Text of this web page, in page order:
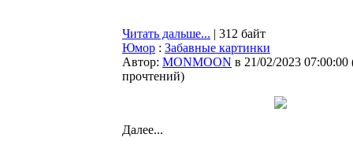
Читать дальше... | 312 байт
Юмор : Забавные картинки
Автор: MONMOON в 21/02/2023 07:00:00
прочтений)
Далее...